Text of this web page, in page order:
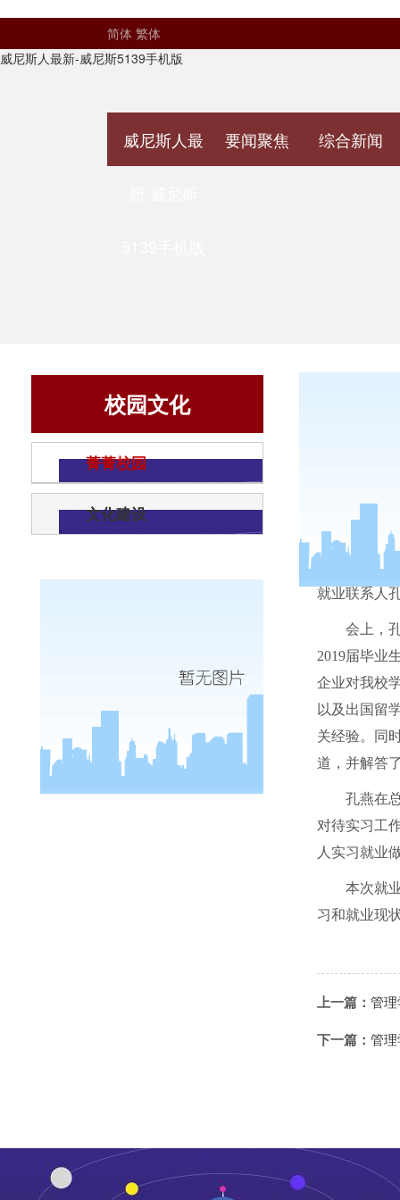
简体 繁体
威尼斯人最新-威尼斯5139手机版
威尼斯人最 要闻聚焦 综合新闻
校园文化
菁菁校园
文化建设
15日
就业联系人
会上，
2019届毕业
企业对我校
以及出国留
关经验。同
道，并解答
孔燕在
对待实习工
人实习就业
本次就
习和就业现
上一篇： 管
下一篇： 管